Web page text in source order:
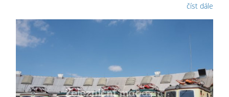
číst dále